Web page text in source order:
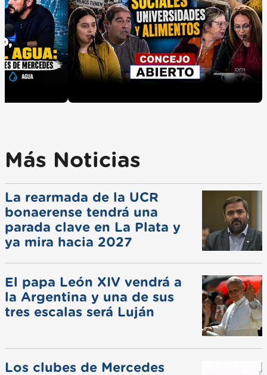
Más Noticias
La rearmada de la UCR
bonaerense tendrá una
parada clave en La Plata y
ya mira hacia 2027
El papa León XIV vendrá a
la Argentina y una de sus
tres escalas será Luján
Los clubes de Mercedes